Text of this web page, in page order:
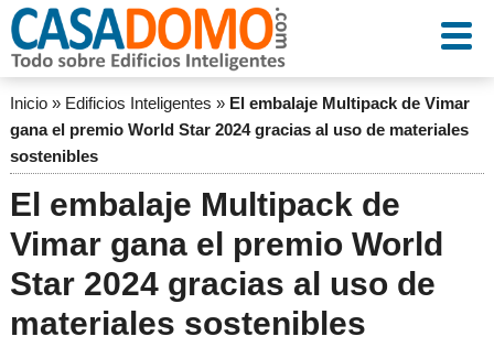
Inicio» Edificios Inteligentes » El embalaje Multipack de Vimar
gana el premio World Star 2024 gracias al uso de materiales
sostenibles
El embalaje Multipack de
Vimar gana el premio World
Star 2024 gracias al uso de
materiales sostenibles